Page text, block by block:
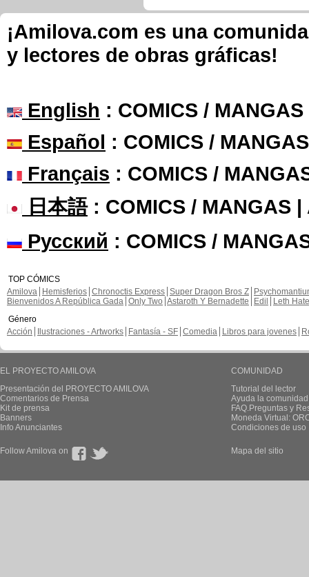
¡Amilova.com es una
y lectores de obras gráficas!
English : COMICS /
Español : COMICS /
Français : COMICS /
日本語: COMICS / MANGAS |
Русский : COMICS /
TOP CÓMICS
Amilova
Hemisferios Chronoctis Express Super Dragon Bros Z
Bienvenidos A República Gada Only Two Astaroth Y Bernadette Edil
Leth Hate
Género
Acción
Ilustraciones - Artworks Fantasía - SF Comedia Libros para jovenes
EL PROYECTO AMILOVA
Presentación del PROYECTO AMILOVA
Comentarios de Prensa
Kit de prensa
Banners
Info Anunciantes
COMUNIDAD
Tutorial del lector
Ayuda la
FAQ.Preguntas y
Moneda Virtual:
Condiciones de uso
Follow Amilova on Mapa del sitio